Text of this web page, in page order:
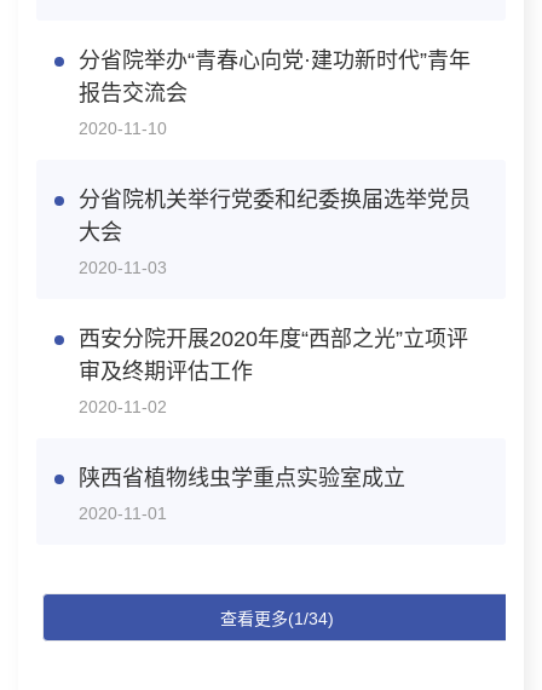
分省院举办“青春心向党·建功新时代”青年
报告交流会
2020-11-10
分省院机关举行党委和纪委换届选举党员
大会
2020-11-03
西安分院开展2020年度“西部之光”立项评
审及终期评估工作
2020-11-02
陕西省植物线虫学重点实验室成立
2020-11-01
查看更多(1/34)